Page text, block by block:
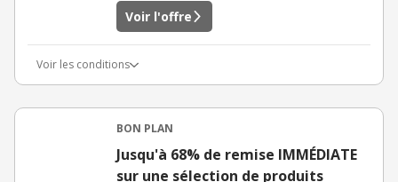
Voir l'offre
Voir les conditions
BON PLAN
Jusqu'à 68% de remise IMMÉDIATE
sur une sélection de produits